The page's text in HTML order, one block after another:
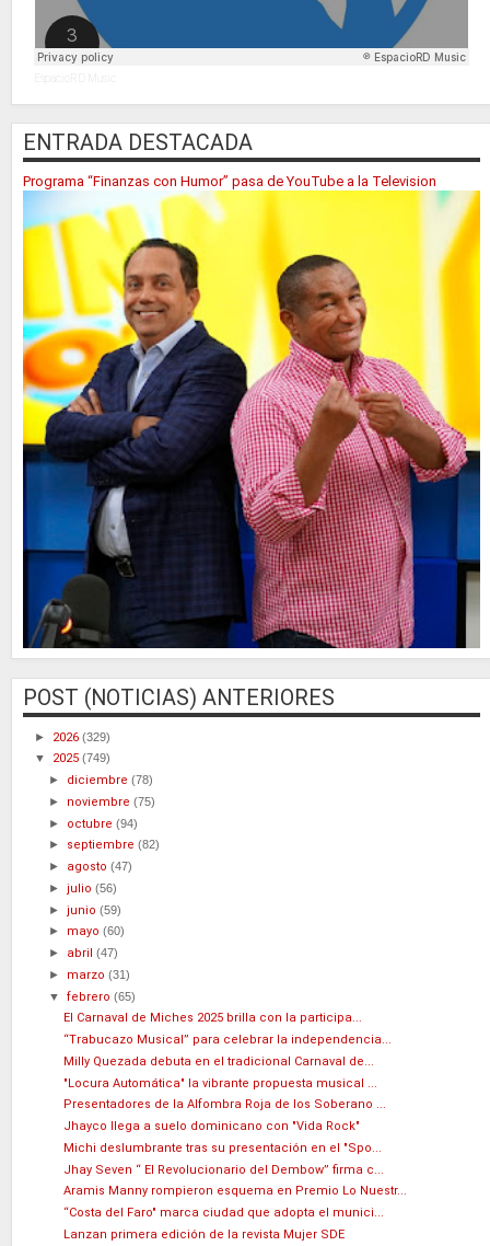
ENTRADA DESTACADA
Programa “Finanzas con Humor” pasa de YouTube a la Television
POST (NOTICIAS) ANTERIORES
► 2026 (329)
▼ 2025 (749)
► diciembre(78)
► noviembre(75)
► octubre(94)
► septiembre(82)
► agosto(47)
►julio(56)
►junio(59)
► mayo(60)
► abril(47)
► marzo(31)
▼febrero(65)
El Carnaval de Miches 2025 brilla con la participa...
“Trabucazo Musical” para celebrar la independencia...
Milly Quezada debuta en el tradicional Carnaval de...
"Locura Automática" la vibrante propuesta musical ...
Presentadores de la Alfombra Roja de los Soberano ...
Jhayco llega a suelo dominicano con "Vida Rock"
Michi deslumbrante tras su presentación en el "Spo...
Jhay Seven “ El Revolucionario del Dembow” firma c...
Aramis Manny rompieron esquema en Premio Lo Nuestr...
“Costa del Faro" marca ciudad que adopta el munici...
Lanzan primera edición de la revista Mujer SDE